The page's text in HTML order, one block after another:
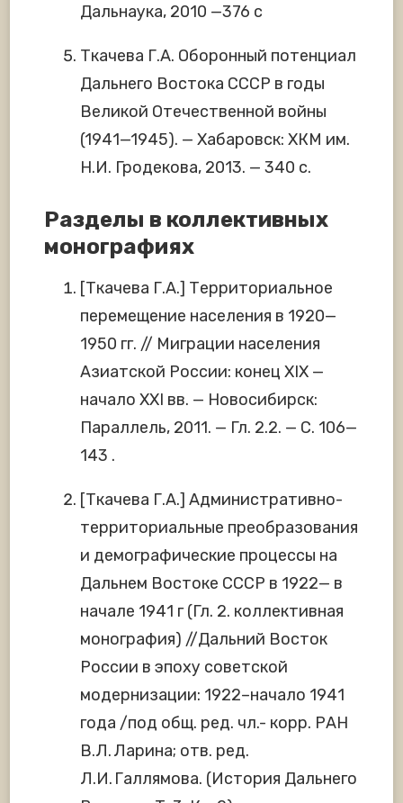
Дальнаука, 2010 —376 с
Ткачева Г.А. Оборонный потенциал
Дальнего Востока СССР в годы
Великой Отечественной войны
(1941—1945). — Хабаровск: ХКМ им.
Н.И. Гродекова, 2013. — 340 с.
Разделы в коллективных
монографиях
[Ткачева Г.А.] Территориальное
перемещение населения в 1920—
1950 гг. // Миграции населения
Азиатской России: конец XIX —
начало XXI вв. — Новосибирск:
Параллель, 2011. — Гл. 2.2. — С. 106—
143 .
[Ткачева Г.А.] Административно-
территориальные преобразования
и демографические процессы на
Дальнем Востоке СССР в 1922— в
начале 1941 г (Гл. 2. коллективная
монография) //Дальний Восток
России в эпоху советской
модернизации: 1922–начало 1941
года /под общ. ред. чл.- корр. РАН
В.Л. Ларина; отв. ред.
Л.И. Галлямова. (История Дальнего